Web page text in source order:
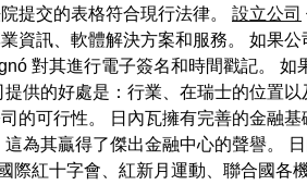
提交的表格符合現行法律。 設立公司
資訊、軟體解決方案和服務。 如果
對其進行電子簽名和時間戳記。
供的好處是：行業、在瑞士的位置
可行性。 日內瓦擁有完善的金融
為其贏得了傑出金融中心的聲譽。
紅十字會、紅新月運動、聯合國各